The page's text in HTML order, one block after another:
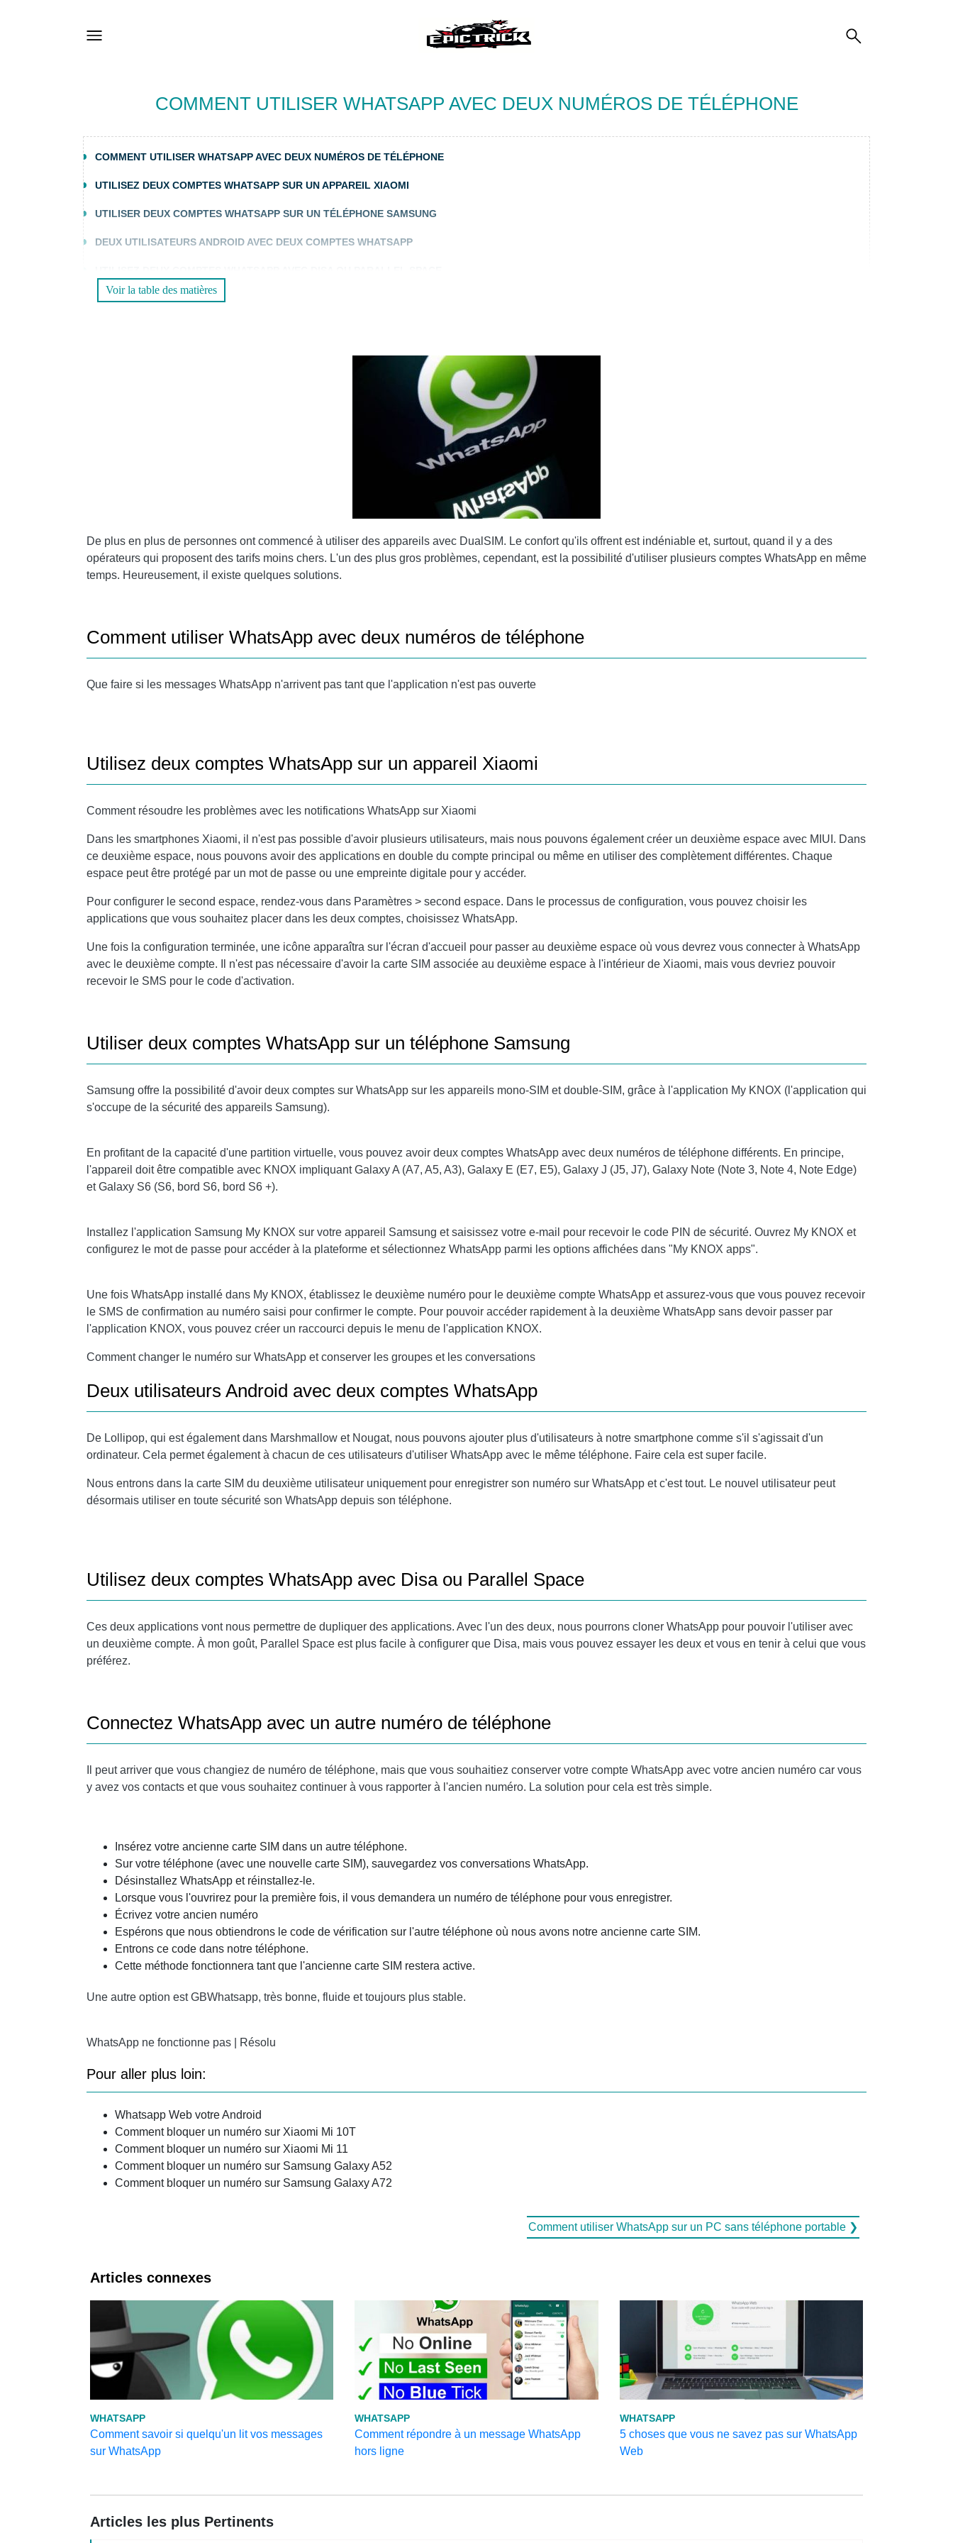
COMMENT UTILISER WHATSAPP AVEC DEUX NUMÉROS DE TÉLÉPHONE
COMMENT UTILISER WHATSAPP AVEC DEUX NUMÉROS DE TÉLÉPHONE
UTILISEZ DEUX COMPTES WHATSAPP SUR UN APPAREIL XIAOMI
UTILISER DEUX COMPTES WHATSAPP SUR UN TÉLÉPHONE SAMSUNG
DEUX UTILISATEURS ANDROID AVEC DEUX COMPTES WHATSAPP
CONNECTEZ WHATSAPP AVEC UN AUTRE NUMÉRO DE TÉLÉPHONE
Voir la table des matières
De plus en plus de personnes ont commencé à utiliser des appareils avec DualSIM. Le confort qu'ils offrent est indéniable et, surtout, quand il y a des
opérateurs qui proposent des tarifs moins chers. L'un des plus gros problèmes, cependant, est la possibilité d'utiliser plusieurs comptes WhatsApp en même
temps. Heureusement, il existe quelques solutions.
Comment utiliser WhatsApp avec deux numéros de téléphone
Que faire si les messages WhatsApp n'arrivent pas tant que l'application n'est pas ouverte
Utilisez deux comptes WhatsApp sur un appareil Xiaomi
Comment résoudre les problèmes avec les notifications WhatsApp sur Xiaomi
Dans les smartphones Xiaomi, il n'est pas possible d'avoir plusieurs utilisateurs, mais nous pouvons également créer un deuxième espace avec MIUI. Dans
ce deuxième espace, nous pouvons avoir des applications en double du compte principal ou même en utiliser des complètement différentes. Chaque
espace peut être protégé par un mot de passe ou une empreinte digitale pour y accéder.
Pour configurer le second espace, rendez-vous dans Paramètres > second espace. Dans le processus de configuration, vous pouvez choisir les
applications que vous souhaitez placer dans les deux comptes, choisissez WhatsApp.
Une fois la configuration terminée, une icône apparaîtra sur l'écran d'accueil pour passer au deuxième espace où vous devrez vous connecter à WhatsApp
avec le deuxième compte. Il n'est pas nécessaire d'avoir la carte SIM associée au deuxième espace à l'intérieur de Xiaomi, mais vous devriez pouvoir
recevoir le SMS pour le code d'activation.
Utiliser deux comptes WhatsApp sur un téléphone Samsung
Samsung offre la possibilité d'avoir deux comptes sur WhatsApp sur les appareils mono-SIM et double-SIM, grâce à l'application My KNOX (l'application qui
s'occupe de la sécurité des appareils Samsung).
En profitant de la capacité d'une partition virtuelle, vous pouvez avoir deux comptes WhatsApp avec deux numéros de téléphone différents. En principe,
l'appareil doit être compatible avec KNOX impliquant Galaxy A (A7, A5, A3), Galaxy E (E7, E5), Galaxy J (J5, J7), Galaxy Note (Note 3, Note 4, Note Edge)
et Galaxy S6 (S6, bord S6, bord S6 +).
Installez l'application Samsung My KNOX sur votre appareil Samsung et saisissez votre e-mail pour recevoir le code PIN de sécurité. Ouvrez My KNOX et
configurez le mot de passe pour accéder à la plateforme et sélectionnez WhatsApp parmi les options affichées dans "My KNOX apps".
Une fois WhatsApp installé dans My KNOX, établissez le deuxième numéro pour le deuxième compte WhatsApp et assurez-vous que vous pouvez recevoir
le SMS de confirmation au numéro saisi pour confirmer le compte. Pour pouvoir accéder rapidement à la deuxième WhatsApp sans devoir passer par
l'application KNOX, vous pouvez créer un raccourci depuis le menu de l'application KNOX.
Comment changer le numéro sur WhatsApp et conserver les groupes et les conversations
Deux utilisateurs Android avec deux comptes WhatsApp
De Lollipop, qui est également dans Marshmallow et Nougat, nous pouvons ajouter plus d'utilisateurs à notre smartphone comme s'il s'agissait d'un
ordinateur. Cela permet également à chacun de ces utilisateurs d'utiliser WhatsApp avec le même téléphone. Faire cela est super facile.
Nous entrons dans la carte SIM du deuxième utilisateur uniquement pour enregistrer son numéro sur WhatsApp et c'est tout. Le nouvel utilisateur peut
désormais utiliser en toute sécurité son WhatsApp depuis son téléphone.
Utilisez deux comptes WhatsApp avec Disa ou Parallel Space
Ces deux applications vont nous permettre de dupliquer des applications. Avec l'un des deux, nous pourrons cloner WhatsApp pour pouvoir l'utiliser avec
un deuxième compte. À mon goût, Parallel Space est plus facile à configurer que Disa, mais vous pouvez essayer les deux et vous en tenir à celui que vous
préférez.
Connectez WhatsApp avec un autre numéro de téléphone
Il peut arriver que vous changiez de numéro de téléphone, mais que vous souhaitiez conserver votre compte WhatsApp avec votre ancien numéro car vous
y avez vos contacts et que vous souhaitez continuer à vous rapporter à l'ancien numéro. La solution pour cela est très simple.
Insérez votre ancienne carte SIM dans un autre téléphone.
Sur votre téléphone (avec une nouvelle carte SIM), sauvegardez vos conversations WhatsApp.
Désinstallez WhatsApp et réinstallez-le.
Lorsque vous l'ouvrirez pour la première fois, il vous demandera un numéro de téléphone pour vous enregistrer.
Écrivez votre ancien numéro
Espérons que nous obtiendrons le code de vérification sur l'autre téléphone où nous avons notre ancienne carte SIM.
Entrons ce code dans notre téléphone.
Cette méthode fonctionnera tant que l'ancienne carte SIM restera active.
Une autre option est GBWhatsapp, très bonne, fluide et toujours plus stable.
WhatsApp ne fonctionne pas | Résolu
Pour aller plus loin:
Whatsapp Web votre Android
Comment bloquer un numéro sur Xiaomi Mi 10T
Comment bloquer un numéro sur Xiaomi Mi 11
Comment bloquer un numéro sur Samsung Galaxy A52
Comment bloquer un numéro sur Samsung Galaxy A72
Comment utiliser WhatsApp sur un PC sans téléphone portable ❯
Articles connexes
WHATSAPP
Comment savoir si quelqu'un lit vos messages
sur WhatsApp
WHATSAPP
Comment répondre à un message WhatsApp
hors ligne
WHATSAPP
5 choses que vous ne savez pas sur WhatsApp
Web
Articles les plus Pertinents